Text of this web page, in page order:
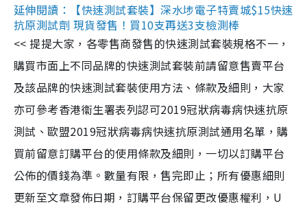
延伸閱讀：【快速測試套裝】深水埗電子特賣城$15快速
抗原測試劑 現貨發售！買10支再送3支檢測棒
<< 提提大家，各零售商發售的快速測試套裝規格不一，
購買市面上不同品牌的快速測試套裝前請留意售賣平台
及該品牌的快速測試套裝使用方法、條款及細則，大家
亦可參考香港衞生署表列認可2019冠狀病毒病快速抗原
測試、歐盟2019冠狀病毒病快速抗原測試通用名單，購
買前留意訂購平台的使用條款及細則，一切以訂購平台
公佈的價錢為準。數量有限，售完即止；所有優惠細則
更新至文章發佈日期，訂購平台保留更改優惠權利，U